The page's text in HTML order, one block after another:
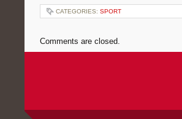
CATEGORIES: SPORT
Comments are closed.